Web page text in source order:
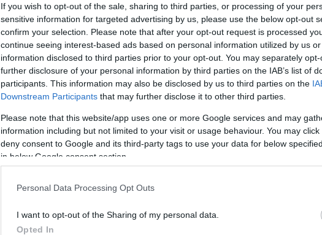
If you wish to opt-out of the sale, sharing to third parties, or processing of your
sensitive information for targeted advertising by us, please use the below opt-out
confirm your selection. Please note that after your opt-out request is processed
continue seeing interest-based ads based on personal information utilized by us
information disclosed to third parties prior to your opt-out. You may separately
further disclosure of your personal information by third parties on the IAB’s list of
participants. This information may also be disclosed by us to third parties on the
Downstream Participants that may further disclose it to other third parties.
Please note that this website/app uses one or more Google services and may
information including but not limited to your visit or usage behaviour. You may
deny consent to Google and its third-party tags to use your data for below
in below Google consent section.
Personal Data Processing Opt Outs
I want to opt-out of the Sharing of my personal data.
Opted In
petúnia (1) kerti
védelme a fagytól
szerszámok (1)
kétütemű
zöldség (1) kísérlet
(19) kiskerti
(1) kiskert blog ( 1)
(1) kisméretű
koktélparadicsom
(1 ) komment (1)
komposztálás
)
(1 ) komposzt
könyvek
koppintás
krókusz (1) krumpli
(1 )
termesztése (1 )
mould (1 ) lelkes lajos
(1) madár (1)